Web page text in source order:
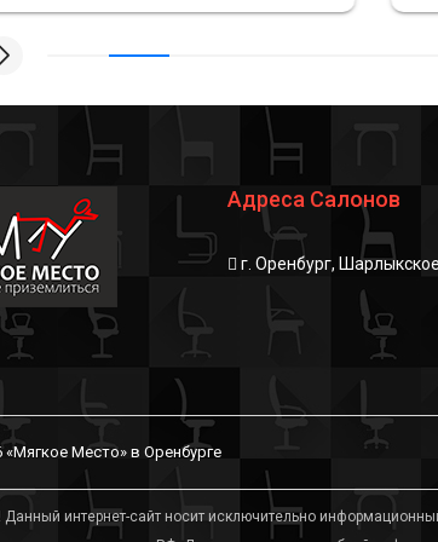
вопросы и сомнения - ответили
своего
Адреса Салонов
г. Оренбург,
«Мягкое Место» в Оренбурге
интернет-сайт носит исключительно